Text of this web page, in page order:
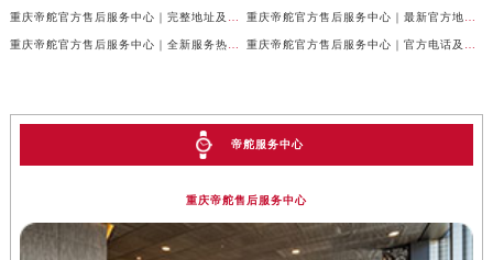
帝舵服务中心
重庆帝舵售后服务中心